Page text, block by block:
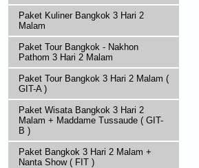
Paket Kuliner Bangkok 3 Hari 2
Malam
Paket Tour Bangkok - Nakhon
Pathom 3 Hari 2 Malam
Paket Tour Bangkok 3 Hari 2 Malam (
GIT-A )
Paket Wisata Bangkok 3 Hari 2
Malam + Maddame Tussaude ( GIT-
B )
Paket Bangkok 3 Hari 2 Malam +
Nanta Show ( FIT )